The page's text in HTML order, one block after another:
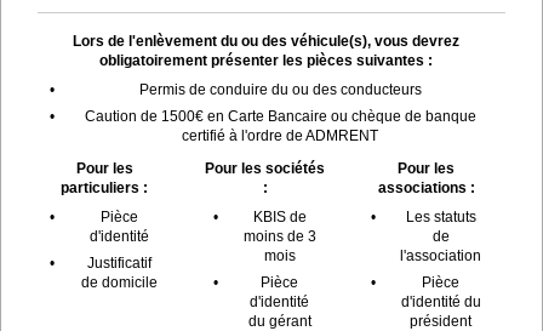
Lors de l'enlèvement du ou des véhicule(s), vous devrez
obligatoirement présenter les pièces suivantes :
•
Permis de conduire du ou des conducteurs
•
Caution de 1500€ en Carte Bancaire ou chèque de banque
certifié à l'ordre de ADMRENT
Pour les
particuliers :
•
Pièce
d'identité
•
Justificatif
de domicile
Pour les sociétés
:
•
KBIS de
moins de 3
mois
•
Pièce
d'identité
du gérant
Pour les
associations :
•
Les statuts
de
l'association
•
Pièce
d'identité du
président